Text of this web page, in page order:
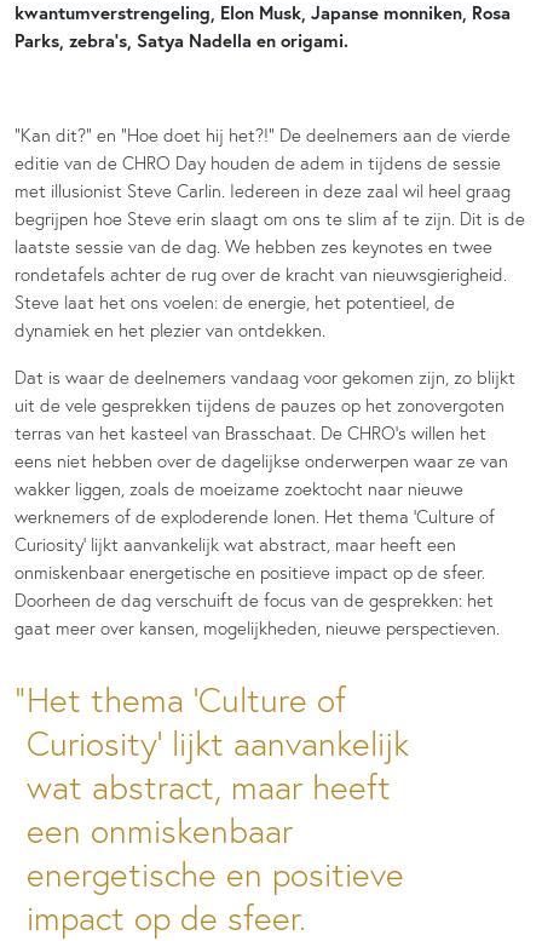
kwantumverstrengeling, Elon Musk, Japanse monniken, Rosa
Parks, zebra’s, Satya Nadella en origami.
“Kan dit?” en “Hoe doet hij het?!” De deelnemers aan de vierde
editie van de CHRO Day houden de adem in tijdens de sessie
met illusionist Steve Carlin. Iedereen in deze zaal wil heel graag
begrijpen hoe Steve erin slaagt om ons te slim af te zijn. Dit is de
laatste sessie van de dag. We hebben zes keynotes en twee
rondetafels achter de rug over de kracht van nieuwsgierigheid.
Steve laat het ons voelen: de energie, het potentieel, de
dynamiek en het plezier van ontdekken.
Dat is waar de deelnemers vandaag voor gekomen zijn, zo blijkt
uit de vele gesprekken tijdens de pauzes op het zonovergoten
terras van het kasteel van Brasschaat. De CHRO’s willen het
eens niet hebben over de dagelijkse onderwerpen waar ze van
wakker liggen, zoals de moeizame zoektocht naar nieuwe
werknemers of de exploderende lonen. Het thema ‘Culture of
Curiosity’ lijkt aanvankelijk wat abstract, maar heeft een
onmiskenbaar energetische en positieve impact op de sfeer.
Doorheen de dag verschuift de focus van de gesprekken: het
gaat meer over kansen, mogelijkheden, nieuwe perspectieven.
Het thema 'Culture of
Curiosity' lijkt aanvankelijk
wat abstract, maar heeft
een onmiskenbaar
energetische en positieve
impact op de sfeer.